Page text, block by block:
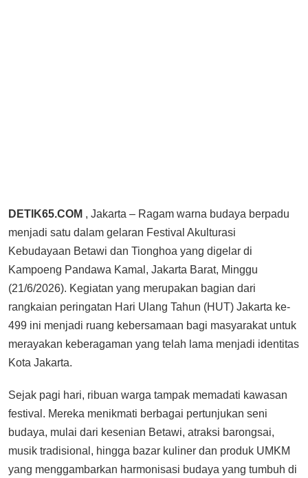
DETIK65.COM , Jakarta – Ragam warna budaya berpadu
menjadi satu dalam gelaran Festival Akulturasi
Kebudayaan Betawi dan Tionghoa yang digelar di
Kampoeng Pandawa Kamal, Jakarta Barat, Minggu
(21/6/2026). Kegiatan yang merupakan bagian dari
rangkaian peringatan Hari Ulang Tahun (HUT) Jakarta ke-
499 ini menjadi ruang kebersamaan bagi masyarakat untuk
merayakan keberagaman yang telah lama menjadi identitas
Kota Jakarta.
Sejak pagi hari, ribuan warga tampak memadati kawasan
festival. Mereka menikmati berbagai pertunjukan seni
budaya, mulai dari kesenian Betawi, atraksi barongsai,
musik tradisional, hingga bazar kuliner dan produk UMKM
yang menggambarkan harmonisasi budaya yang tumbuh di